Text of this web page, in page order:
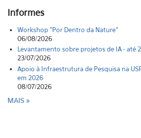
Informes
Workshop "Por Dentro da Nature"
06/08/2026
Levantamento sobre projetos de IA - até
23/07/2026
Apoio à Infraestrutura de Pesquisa na
em 2026
08/07/2026
MAIS